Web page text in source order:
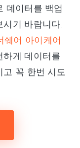
데이터를 백업
기 바랍니다.
쉐어 아이케어
하게 데이터를
꼭 한번 시도